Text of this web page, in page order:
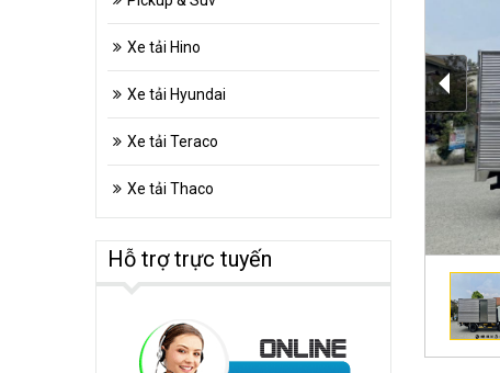
Xe tải Hino
Xe tải Hyundai
Xe tải Teraco
Xe tải Thaco
Hỗ trợ trực tuyến